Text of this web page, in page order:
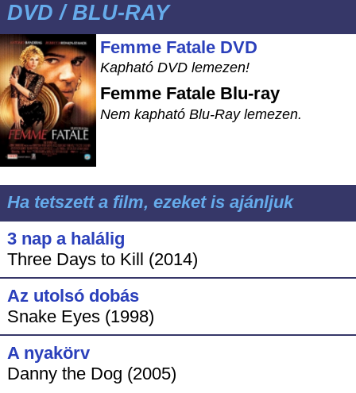
DVD / BLU-RAY
Femme Fatale DVD
Kapható DVD lemezen!
Femme Fatale Blu-ray
Nem kapható Blu-Ray lemezen.
Ha tetszett a film, ezeket is ajánljuk
3 nap a halálig
Three Days to Kill (2014)
Az utolsó dobás
Snake Eyes (1998)
A nyakörv
Danny the Dog (2005)